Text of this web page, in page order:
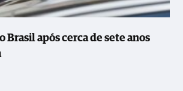
Brasil após cerca de sete anos